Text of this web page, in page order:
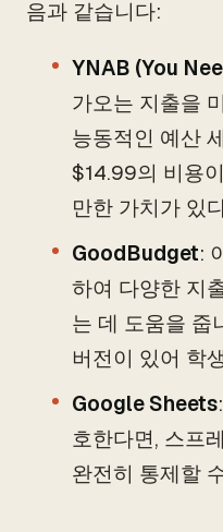
음과 같습니다:
YNAB (You
가오는 지출을
능동적인 예산
$14.99의 비용
만한 가치가 있
GoodBudget:
하여 다양한 지
는 데 도움을 줍
버전이 있어 학
Google Sheets
호한다면, 스프
완전히 통제할